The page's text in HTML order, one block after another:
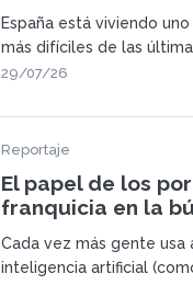
España está viviendo
más difíciles de las
29/07/26
Reportaje
El papel de los
franquicia en la
generativa
Cada vez más gente usa
inteligencia artificial